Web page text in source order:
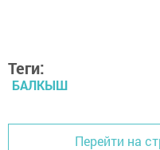
Теги:
БАЛКЫШ
Перейти на